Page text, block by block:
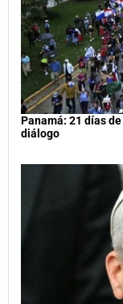
Panamá: 21 días
diálogo